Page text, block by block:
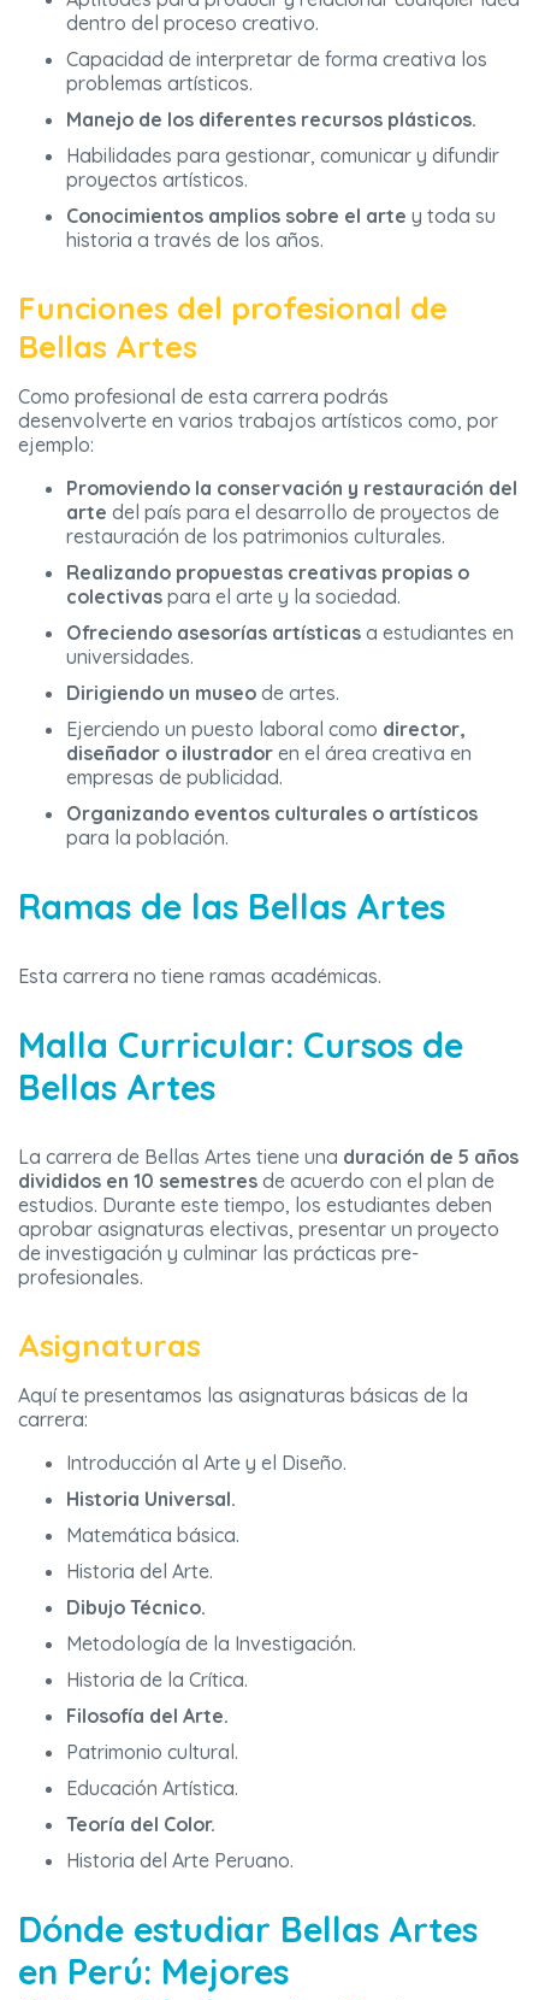
dentro del proceso creativo.
Capacidad de interpretar de forma creativa los
problemas artísticos.
Manejo de los diferentes recursos plásticos.
Habilidades para gestionar, comunicar y difundir
proyectos artísticos.
Conocimientos amplios sobre el arte y toda su
historia a través de los años.
Funciones del profesional de
Bellas Artes
Como profesional de esta carrera podrás
desenvolverte en varios trabajos artísticos como, por
ejemplo:
Promoviendo la conservación y restauración del
arte del país para el desarrollo de proyectos de
restauración de los patrimonios culturales.
Realizando propuestas creativas propias o
colectivas para el arte y la sociedad.
Ofreciendo asesorías artísticas a estudiantes en
universidades.
Dirigiendo un museo de artes.
Ejerciendo un puesto laboral como director,
diseñador o ilustrador en el área creativa en
empresas de publicidad.
Organizando eventos culturales o artísticos
para la población.
Ramas de las Bellas Artes
Esta carrera no tiene ramas académicas.
Malla Curricular: Cursos de
Bellas Artes
La carrera de Bellas Artes tiene una duración de 5 años
divididos en 10 semestres de acuerdo con el plan de
estudios. Durante este tiempo, los estudiantes deben
aprobar asignaturas electivas, presentar un proyecto
de investigación y culminar las prácticas pre-
profesionales.
Asignaturas
Aquí te presentamos las asignaturas básicas de la
carrera:
Introducción al Arte y el Diseño.
Historia Universal.
Matemática básica.
Historia del Arte.
Dibujo Técnico.
Metodología de la Investigación.
Historia de la Crítica.
Filosofía del Arte.
Patrimonio cultural.
Educación Artística.
Teoría del Color.
Historia del Arte Peruano.
Dónde estudiar Bellas Artes
en Perú: Mejores